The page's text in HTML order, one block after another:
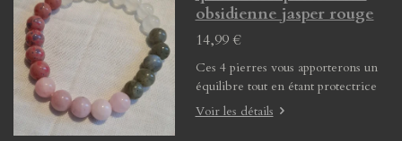
obsidienne jasper rouge
14,99 €
Ces 4 pierres vous apporterons un
équilibre tout en étant protectrice
Voir les détails